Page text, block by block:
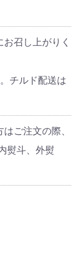
召し上がりく
チルド配送は
ご注文の際、
熨斗、外熨